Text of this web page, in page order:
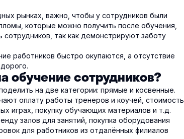
рынках, важно, чтобы у сотрудников были
которые можно получить после обучения,
так как демонстрируют заботу
работников быстро окупаются, а отсутствие
обучение сотрудников?
на две категории: прямые и косвенные.
оплату работы тренеров и коучей, стоимость
играх, покупку обучающих материалов и т.д.
залов для занятий, покупка оборудования
для работников из отдалённых филиалов